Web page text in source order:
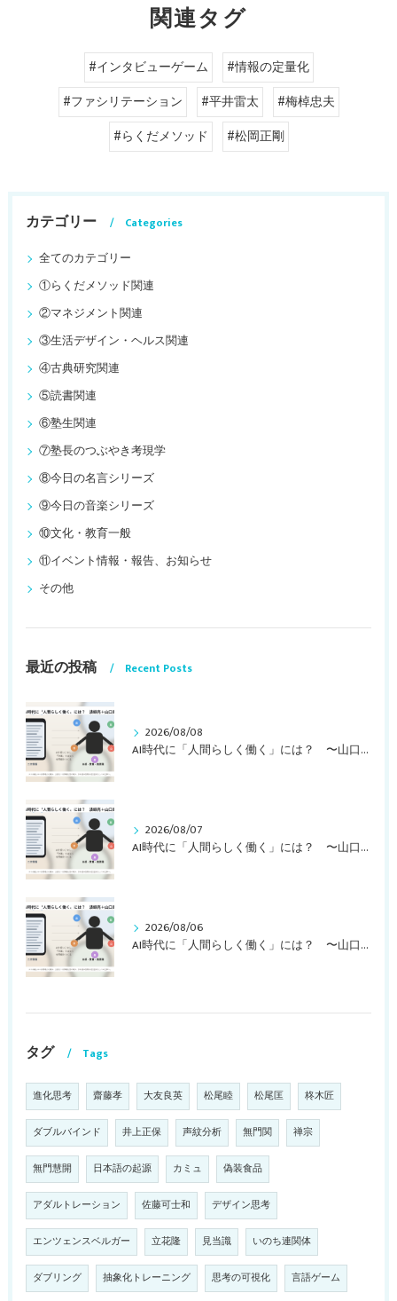
関連タグ
#インタビューゲーム
#情報の定量化
#ファシリテーション
#平井雷太
#梅棹忠夫
#らくだメソッド
#松岡正剛
カテゴリー
Categories
全てのカテゴリー
①らくだメソッド関連
②マネジメント関連
③生活デザイン・ヘルス関連
④古典研究関連
⑤読書関連
⑥塾生関連
⑦塾長のつぶやき考現学
⑧今日の名言シリーズ
⑨今日の音楽シリーズ
⑩文化・教育一般
⑪イベント情報・報告、お知らせ
その他
最近の投稿 Recent Posts
2026/08/08
AI時代に「人間らしく働く」には？ 〜山口周さんの対談動画・文字起こし（その２）〜
2026/08/07
AI時代に「人間らしく働く」には？ 〜山口周さんの対談動画・文字起こし（その１）〜
2026/08/06
AI時代に「人間らしく働く」には？ 〜山口周さんのインタビュー記事、動画より〜
タグ Tags
進化思考 齋藤孝 大友良英 松尾睦 松尾匡 柊木匠
ダブルバインド 井上正保 声紋分析 無門関 禅宗
無門慧開 日本語の起源 カミュ 偽装食品
アダルトレーション 佐藤可士和 デザイン思考
エンツェンスベルガー 立花隆 見当識 いのち連関体
ダブリング 抽象化トレーニング 思考の可視化 言語ゲーム